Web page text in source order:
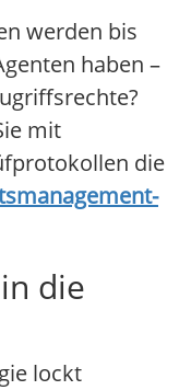
werden bis
haben –
mit
die
die
lockt